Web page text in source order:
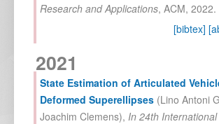
Research and Applications, ACM, 2022.
[bibtex]
2021
State Estimation of Articulated
Deformed Superellipses (Lino Antoni
Joachim Clemens), In 24th